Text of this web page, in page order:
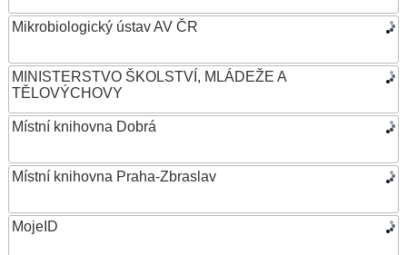
Mikrobiologický ústav AV ČR
MINISTERSTVO ŠKOLSTVÍ, MLÁDEŽE A
TĚLOVÝCHOVY
Místní knihovna Dobrá
Místní knihovna Praha-Zbraslav
MojeID